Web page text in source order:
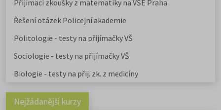
Přijímací zkoušky z matematiky na VŠE Praha
Řešení otázek Policejní akademie
Politologie - testy na přijímačky VŠ
Sociologie - testy na přijímačky VŠ
Biologie - testy na přij. zk. z medicíny
Nejžádanější kurzy